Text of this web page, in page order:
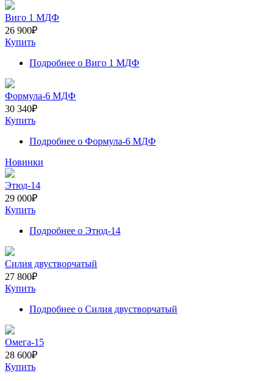
Виго 1 МДФ
26 900₽
Купить
Подробнее о Виго 1 МДФ
Формула-6 МДФ
30 340₽
Купить
Подробнее о Формула-6 МДФ
Новинки
Этюд-14
29 000₽
Купить
Подробнее о Этюд-14
Силия двустворчатый
27 800₽
Купить
Подробнее о Силия двустворчатый
Омега-15
28 600₽
Купить